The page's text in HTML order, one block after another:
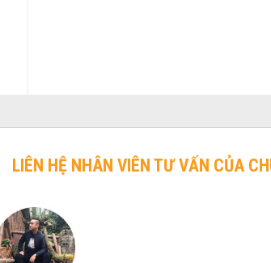
LIÊN HỆ NHÂN VIÊN TƯ VẤN CỦA